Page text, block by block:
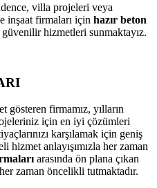
villa projeleri veya
inşaat firmaları için hazır beton
hizmetleri sunmaktayız.
gösteren firmamız, yılların
için en iyi çözümleri
karşılamak için geniş
anlayışımızla her zaman
arasında ön plana çıkan
zaman öncelikli tutmaktadır.